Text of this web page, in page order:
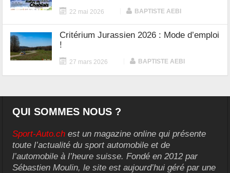
22 mai 2026 BAPTISTE AEBI
Critérium Jurassien 2026 : Mode d’emploi
!
27 mars 2026 BAPTISTE AEBI
QUI SOMMES NOUS ?
Sport-Auto.ch est un magazine online qui présente
toute l’actualité du sport automobile et de
l’automobile à l’heure suisse. Fondé en 2012 par
Sébastien Moulin, le site est aujourd’hui géré par une